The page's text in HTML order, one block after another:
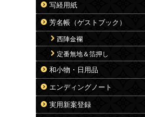
写経用紙
芳名帳（ゲストブック）
西陣金襴
定番無地＆箔押し
和小物・日用品
エンディングノート
実用新案登録